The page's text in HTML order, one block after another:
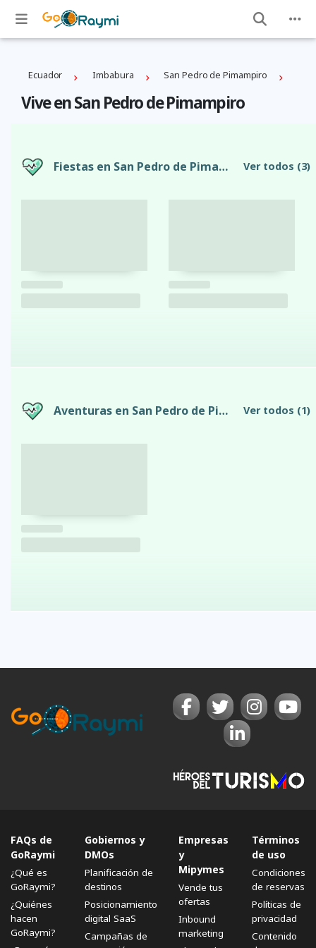
Ecuador Imbabura San Pedro de Pimampiro
Vive en San Pedro de Pimampiro
Fiestas en San Pedro de Pimampiro Ver todos (3)
Aventuras en San Pedro de Pimampiro Ver todos (1)
FAQs de
GoRaymi
¿Qué es
GoRaymi?
¿Quiénes
hacen
GoRaymi?
Gobiernos y
DMOs
Planificación de
destinos
Posicionamiento
digital SaaS
Campañas de
Empresas
y
Mipymes
Vende tus
ofertas
Inbound
marketing
Términos
de uso
Condiciones
de reservas
Políticas de
privacidad
Contenido